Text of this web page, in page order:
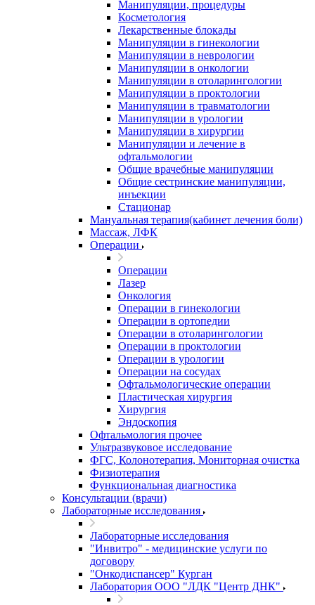
Манипуляции, процедуры
Косметология
Лекарственные блокады
Манипуляции в гинекологии
Манипуляции в неврологии
Манипуляции в онкологии
Манипуляции в отоларингологии
Манипуляции в проктологии
Манипуляции в травматологии
Манипуляции в урологии
Манипуляции в хирургии
Манипуляции и лечение в
офтальмологии
Общие врачебные манипуляции
Общие сестринские манипуляции,
инъекции
Стационар
Мануальная терапия(кабинет лечения боли)
Массаж, ЛФК
Операции
Операции
Лазер
Онкология
Операции в гинекологии
Операции в ортопедии
Операции в отоларингологии
Операции в проктологии
Операции в урологии
Операции на сосудах
Офтальмологические операции
Пластическая хирургия
Хирургия
Эндоскопия
Офтальмология прочее
Ультразвуковое исследование
ФГС, Колонотерапия, Мониторная очистка
Физиотерапия
Функциональная диагностика
Консультации (врачи)
Лабораторные исследования
Лабораторные исследования
"Инвитро" - медицинские услуги по
договору
"Онкодиспансер" Курган
Лаборатория ООО "ЛДК "Центр ДНК"